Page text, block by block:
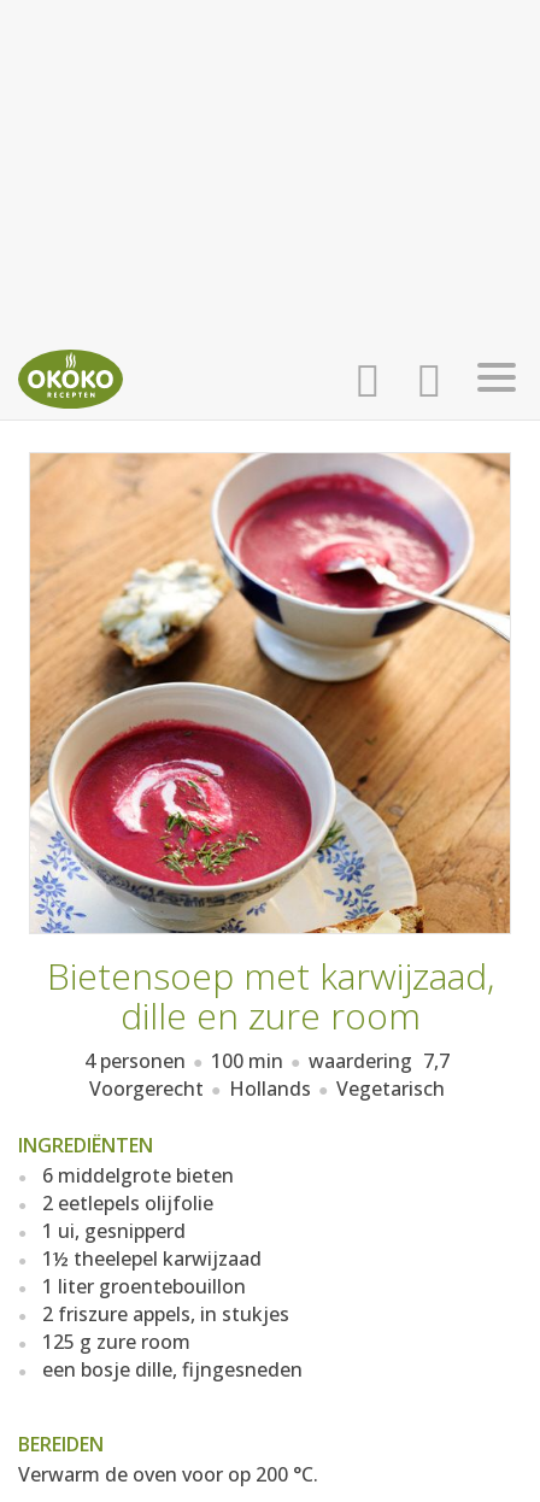
INLOGGEN
AANMELDEN
HOME
RECEPTEN
WEEKMENU'S
KOOKBOEKEN
Bietensoep met karwijzaad,
dille en zure room
4 personen 100 min waardering 7,7
Voorgerecht
Hollands Vegetarisch
INGREDIËNTEN
6 middelgrote bieten
2 eetlepels olijfolie
1 ui, gesnipperd
1½ theelepel karwijzaad
1 liter groentebouillon
2 friszure appels, in stukjes
125 g zure room
een bosje dille, fijngesneden
BEREIDEN
Verwarm de oven voor op 200 °C.